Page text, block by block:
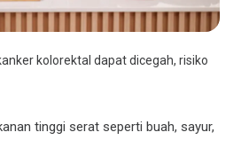
kolorektal dapat dicegah, risiko
tinggi serat seperti buah, sayur,